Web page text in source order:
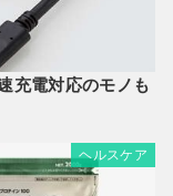
充電対応のモノも
ヘルスケア